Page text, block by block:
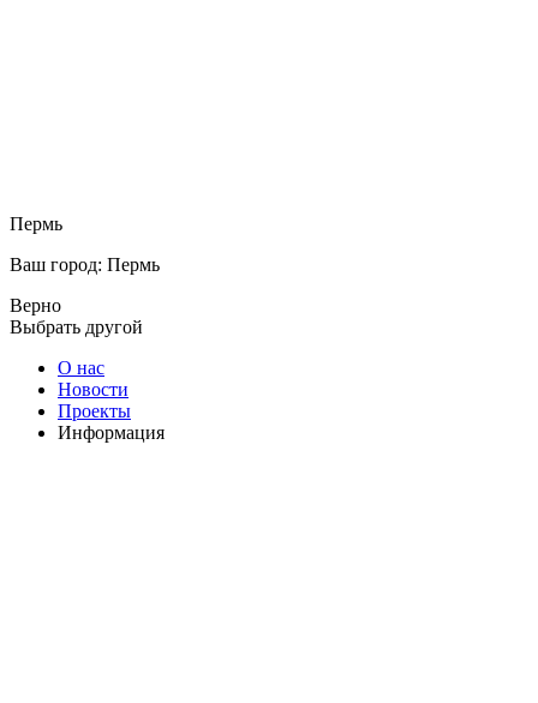
Пермь
Ваш город: Пермь
Верно
Выбрать другой
О нас
Новости
Проекты
Информация